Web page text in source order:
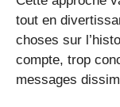
tout en
choses sur
compte, trop
messages